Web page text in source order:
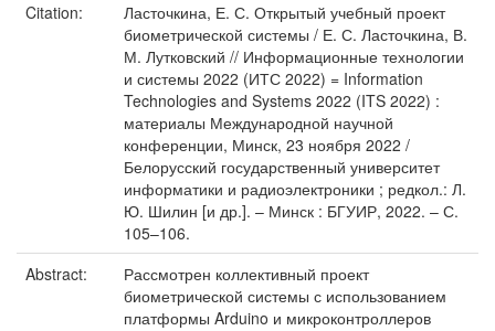
Citation:
Ласточкина, Е. С. Открытый учебный проект
биометрической системы / Е. С. Ласточкина, В.
М. Лутковский // Информационные технологии
и системы 2022 (ИТС 2022) = Information
Technologies and Systems 2022 (ITS 2022) :
материалы Международной научной
конференции, Минск, 23 ноября 2022 /
Белорусский государственный университет
информатики и радиоэлектроники ; редкол.: Л.
Ю. Шилин [и др.]. – Минск : БГУИР, 2022. – С.
105–106.
Abstract:
Рассмотрен коллективный проект
биометрической системы с использованием
платформы Arduino и микроконтроллеров